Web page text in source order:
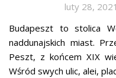
luty 28, 2021
Budapeszt to stolica
naddunajskich miast.
Peszt, z końcem XIX
Wśród swych ulic, alei,